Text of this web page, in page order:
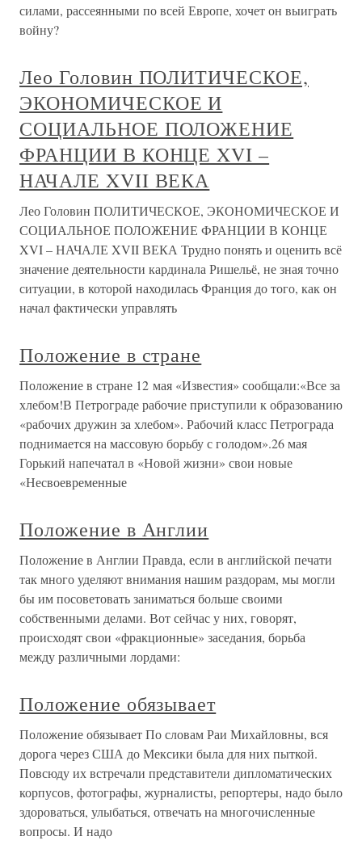
силами, рассеянными по всей Европе, хочет он выиграть
войну?
Лео Головин ПОЛИТИЧЕСКОЕ,
ЭКОНОМИЧЕСКОЕ И
СОЦИАЛЬНОЕ ПОЛОЖЕНИЕ
ФРАНЦИИ В КОНЦЕ XVI –
НАЧАЛЕ XVII ВЕКА
Лео Головин ПОЛИТИЧЕСКОЕ, ЭКОНОМИЧЕСКОЕ И
СОЦИАЛЬНОЕ ПОЛОЖЕНИЕ ФРАНЦИИ В КОНЦЕ
XVI – НАЧАЛЕ XVII ВЕКА Трудно понять и оценить всё
значение деятельности кардинала Ришельё, не зная точно
ситуации, в которой находилась Франция до того, как он
начал фактически управлять
Положение в стране
Положение в стране 12 мая «Известия» сообщали:«Все за
хлебом!В Петрограде рабочие приступили к образованию
«рабочих дружин за хлебом». Рабочий класс Петрограда
поднимается на массовую борьбу с голодом».26 мая
Горький напечатал в «Новой жизни» свои новые
«Несвоевременные
Положение в Англии
Положение в Англии Правда, если в английской печати
так много уделяют внимания нашим раздорам, мы могли
бы им посоветовать заниматься больше своими
собственными делами. Вот сейчас у них, говорят,
происходят свои «фракционные» заседания, борьба
между различными лордами:
Положение обязывает
Положение обязывает По словам Раи Михайловны, вся
дорога через США до Мексики была для них пыткой.
Повсюду их встречали представители дипломатических
корпусов, фотографы, журналисты, репортеры, надо было
здороваться, улыбаться, отвечать на многочисленные
вопросы. И надо